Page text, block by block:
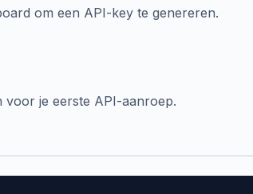
om een API-key te genereren.
voor je eerste API-aanroep.